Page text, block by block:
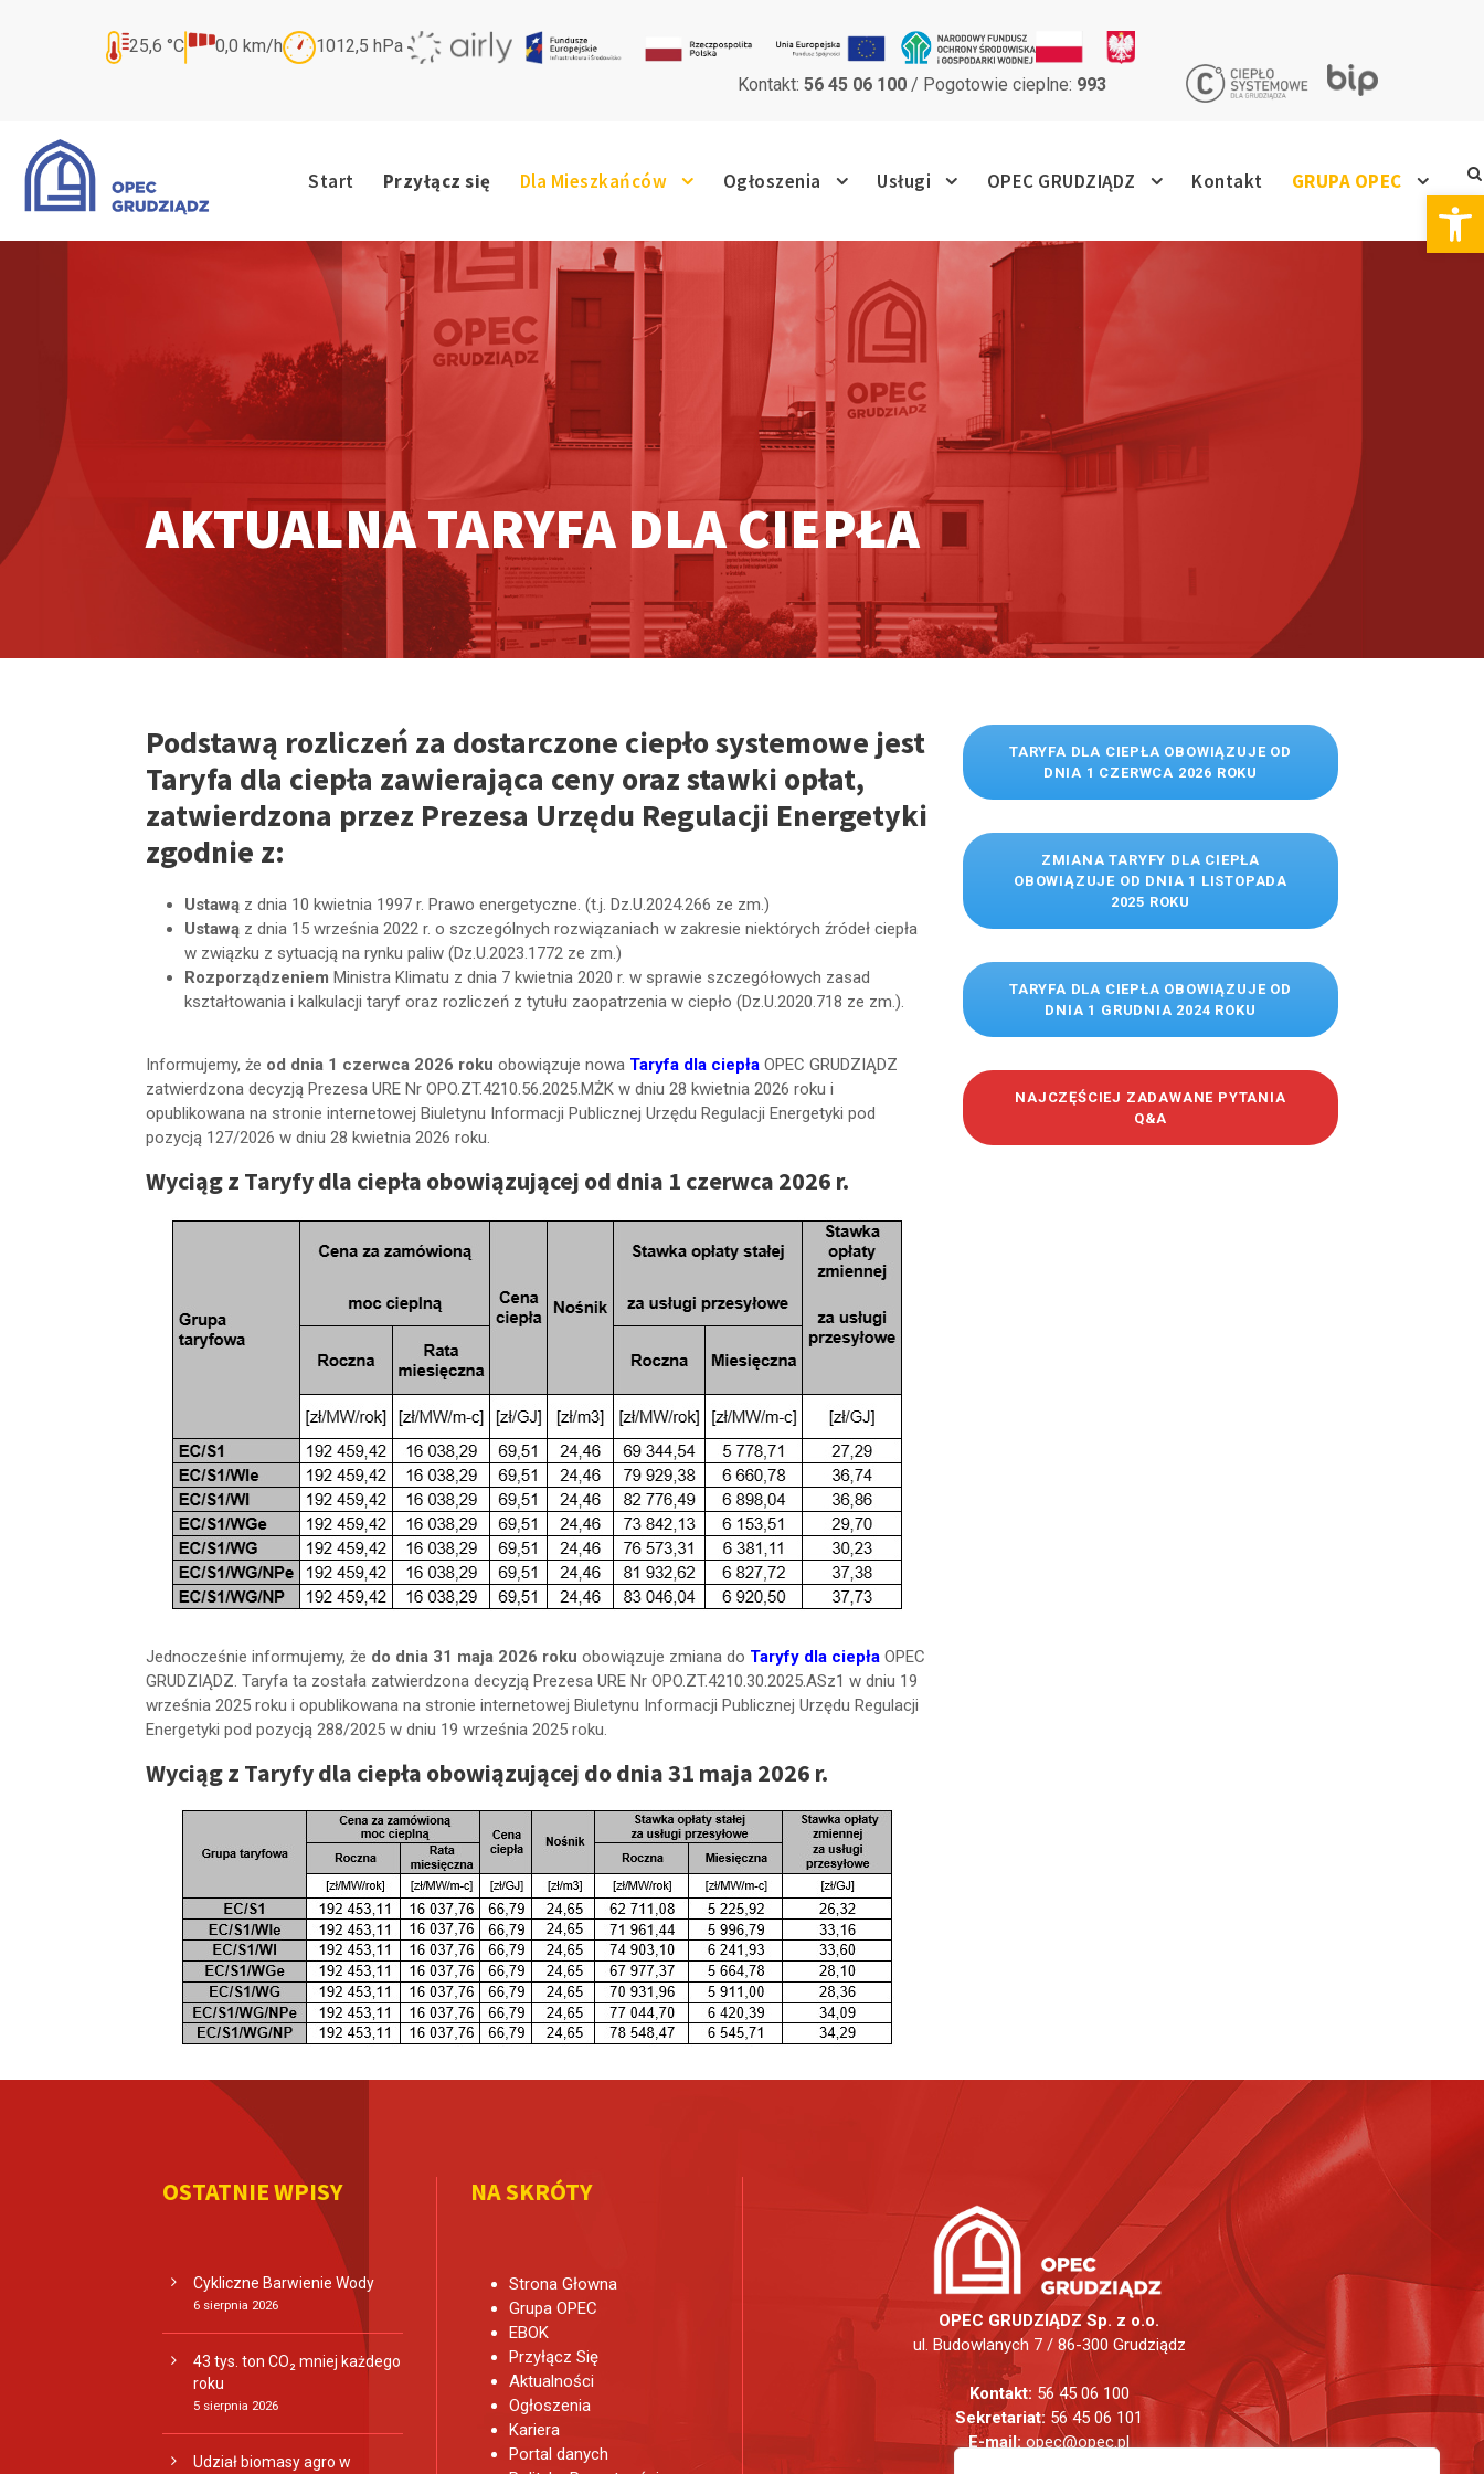
Otwórz pasek narzędzi
25,6 °C 0,0 km/h 1012,5 hPa
Kontakt: 56 45 06 100 / Pogotowie cieplne: 993
Start Przyłącz się Dla Mieszkańców Ogłoszenia Usługi OPEC GRUDZIĄDZ Kontakt GRUPA OPEC
AKTUALNA TARYFA DLA CIEPŁA
Podstawą rozliczeń za dostarczone ciepło systemowe jest
Taryfa dla ciepła zawierająca ceny oraz stawki opłat,
zatwierdzona przez Prezesa Urzędu Regulacji Energetyki
zgodnie z:
Ustawą z dnia 10 kwietnia 1997 r. Prawo energetyczne. (t.j. Dz.U.2024.266 ze zm.)
Ustawą z dnia 15 września 2022 r. o szczególnych rozwiązaniach w zakresie niektórych źródeł ciepła
w związku z sytuacją na rynku paliw (Dz.U.2023.1772 ze zm.)
Rozporządzeniem Ministra Klimatu z dnia 7 kwietnia 2020 r. w sprawie szczegółowych zasad
kształtowania i kalkulacji taryf oraz rozliczeń z tytułu zaopatrzenia w ciepło (Dz.U.2020.718 ze zm.).
Informujemy, że od dnia 1 czerwca 2026 roku obowiązuje nowa Taryfa dla ciepła OPEC GRUDZIĄDZ
zatwierdzona decyzją Prezesa URE Nr OPO.ZT.4210.56.2025.MŻK w dniu 28 kwietnia 2026 roku i
opublikowana na stronie internetowej Biuletynu Informacji Publicznej Urzędu Regulacji Energetyki pod
pozycją 127/2026 w dniu 28 kwietnia 2026 roku.
Wyciąg z Taryfy dla ciepła obowiązującej od dnia 1 czerwca 2026 r.
Jednocześnie informujemy, że do dnia 31 maja 2026 roku obowiązuje zmiana do Taryfy dla ciepła OPEC
GRUDZIĄDZ. Taryfa ta została zatwierdzona decyzją Prezesa URE Nr OPO.ZT.4210.30.2025.ASz1 w dniu 19
września 2025 roku i opublikowana na stronie internetowej Biuletynu Informacji Publicznej Urzędu Regulacji
Energetyki pod pozycją 288/2025 w dniu 19 września 2025 roku.
Wyciąg z Taryfy dla ciepła obowiązującej do dnia 31 maja 2026 r.
TARYFA DLA CIEPŁA OBOWIĄZUJE OD
DNIA 1 CZERWCA 2026 ROKU
ZMIANA TARYFY DLA CIEPŁA
OBOWIĄZUJE OD DNIA 1 LISTOPADA
2025 ROKU
TARYFA DLA CIEPŁA OBOWIĄZUJE OD
DNIA 1 GRUDNIA 2024 ROKU
NAJCZĘŚCIEJ ZADAWANE PYTANIA
Q&A
OSTATNIE WPISY
Cykliczne Barwienie Wody
6 sierpnia 2026
43 tys. ton CO₂ mniej każdego
roku
5 sierpnia 2026
Udział biomasy agro w
NA SKRÓTY
Strona Głowna
Grupa OPEC
EBOK
Przyłącz Się
Aktualności
Ogłoszenia
Kariera
Portal danych
OPEC GRUDZIĄDZ Sp. z o.o.
ul. Budowlanych 7 / 86-300 Grudziądz
Kontakt: 56 45 06 100
Sekretariat: 56 45 06 101
E-mail: opec@opec.pl